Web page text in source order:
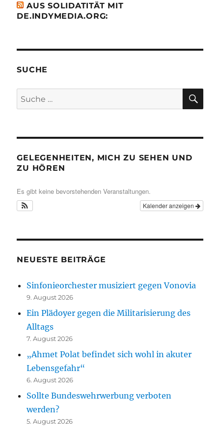
AUS SOLIDATITÄT MIT
DE.INDYMEDIA.ORG:
SUCHE
Suche
nach:
GELEGENHEITEN, MICH ZU SEHEN UND
ZU HÖREN
Es gibt keine bevorstehenden Veranstaltungen.
Kalender anzeigen
NEUESTE BEITRÄGE
Sinfonieorchester musiziert gegen Vonovia
9. August 2026
Ein Plädoyer gegen die Militarisierung des
Alltags
7. August 2026
„Ahmet Polat befindet sich wohl in akuter
Lebensgefahr“
6. August 2026
Sollte Bundeswehrwerbung verboten
werden?
5. August 2026